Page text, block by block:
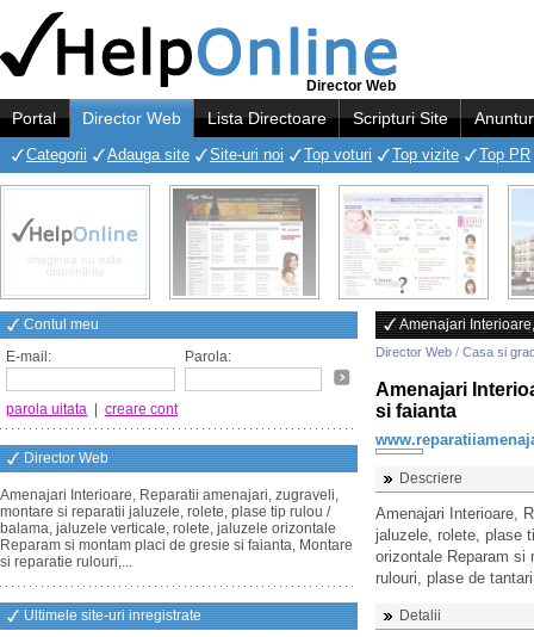
Director Web
Portal Director Web Lista Directoare Scripturi Site
Categorii Adauga site Site-uri noi Top voturi Top vizite Top PR
Contul meu
E-mail:
Parola:
parola uitata creare cont
Director Web
Amenajari Interioare, Reparatii amenajari, zugraveli,
montare si reparatii jaluzele, rolete, plase tip rulou /
balama, jaluzele verticale, rolete, jaluzele orizontale
Reparam si montam placi de gresie si faianta, Montare
si reparatie rulouri,...
Ultimele site-uri inregistrate
Amenajari
Director Web / Casa si
Amenajari
si faianta
Descriere
Amenajari Interioare,
jaluzele, rolete, plase
orizontale Reparam si
rulouri, plase de tantari
Detalii